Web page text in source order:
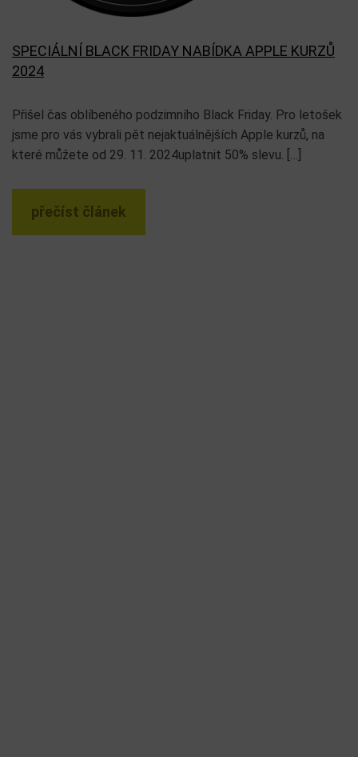
SPECIÁLNÍ BLACK FRIDAY NABÍDKA APPLE KURZŮ
2024
Přišel čas oblíbeného podzimního Black Friday. Pro letošek
jsme pro vás vybrali pět nejaktuálnějších Apple kurzů, na
které můžete od 29. 11. 2024uplatnit 50% slevu. […]
přečíst článek